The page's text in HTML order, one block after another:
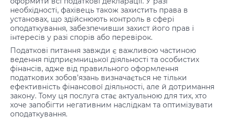
необхідності, фахівець також захистить права в
установах, що здійснюють контроль в сфері
оподаткування, забезпечивши захист його прав і
інтересів у разі спорів або перевірок.
Податкові питання завжди є важливою частиною
ведення підприємницької діяльності та особистих
фінансів, адже від правильного оформлення
податкових зобов’язань визначається не тільки
ефективність фінансової діяльності, але й дотримання
закону. Тому ця послуга стає актуальною для тих, хто
хоче запобігти негативним наслідкам та оптимізувати
оподаткування.